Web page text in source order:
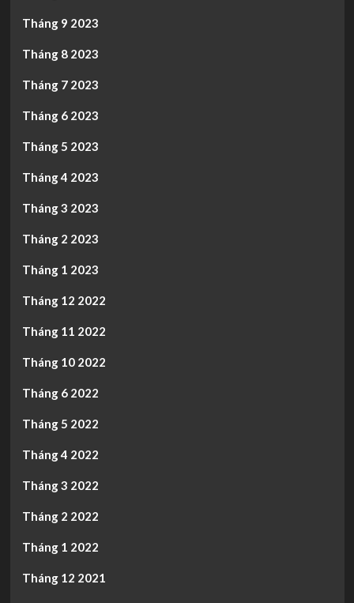
Tháng 9 2023
Tháng 8 2023
Tháng 7 2023
Tháng 6 2023
Tháng 5 2023
Tháng 4 2023
Tháng 3 2023
Tháng 2 2023
Tháng 1 2023
Tháng 12 2022
Tháng 11 2022
Tháng 10 2022
Tháng 6 2022
Tháng 5 2022
Tháng 4 2022
Tháng 3 2022
Tháng 2 2022
Tháng 1 2022
Tháng 12 2021